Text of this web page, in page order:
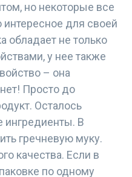
но некоторые все
интересное для своей
обладает не только
у нее также
– она
Просто до
Осталось
ингредиенты. В
гречневую муку.
качества. Если в
по одному